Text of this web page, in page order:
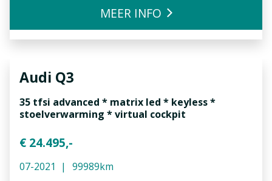
MEER INFO
Audi Q3
35 tfsi advanced * matrix led * keyless *
stoelverwarming * virtual cockpit
€ 24.495,-
07-2021 99989km